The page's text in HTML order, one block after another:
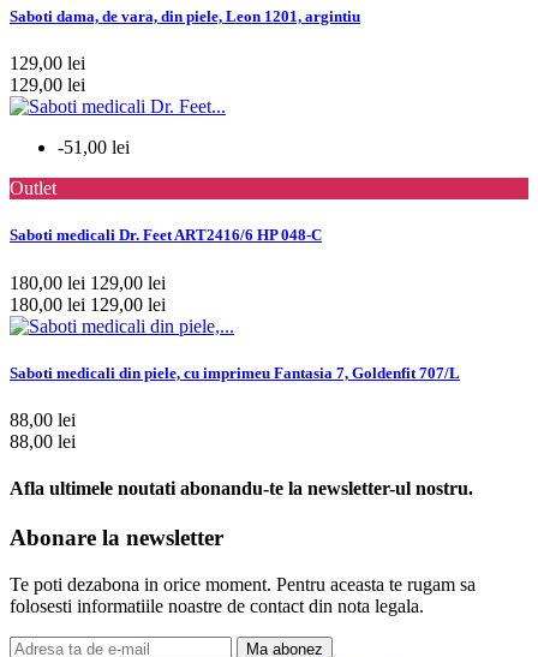
Saboti dama, de vara, din piele, Leon 1201, argintiu
129,00 lei
129,00 lei
-51,00 lei
Outlet
Saboti medicali Dr. Feet ART2416/6 HP 048-C
180,00 lei 129,00 lei
180,00 lei 129,00 lei
Saboti medicali din piele, cu imprimeu Fantasia 7, Goldenfit 707/L
88,00 lei
88,00 lei
Afla ultimele noutati abonandu-te la newsletter-ul nostru.
Abonare la newsletter
Te poti dezabona in orice moment. Pentru aceasta te rugam sa
folosesti informatiile noastre de contact din nota legala.
Ma abonez